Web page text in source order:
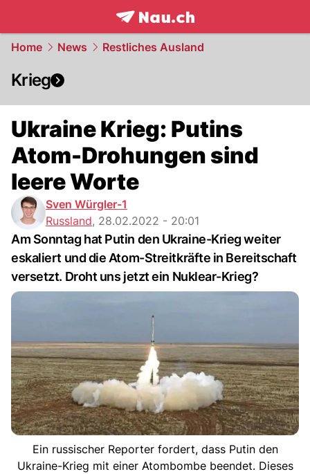
frontpage.NAU.ch
Home News Restliches Ausland
Krieg
Ukraine Krieg: Putins
Atom-Drohungen sind
leere Worte
Sven Würgler-1
Russland, 28.02.2022 - 20:01
Am Sonntag hat Putin den Ukraine-Krieg weiter
eskaliert und die Atom-Streitkräfte in Bereitschaft
versetzt. Droht uns jetzt ein Nuklear-Krieg?
Ein russischer Reporter fordert, dass Putin den
Ukraine-Krieg mit einer Atombombe beendet. Dieses